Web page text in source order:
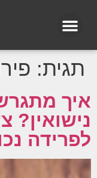
תגית:
נישואין?
לפרידה